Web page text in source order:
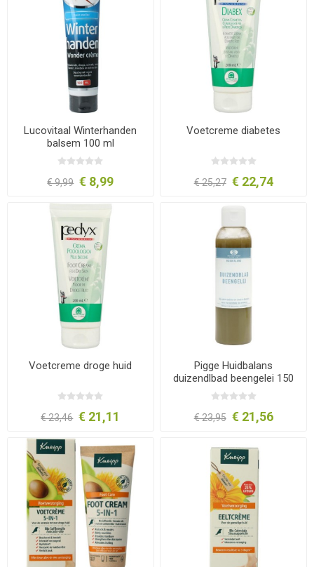
Lucovitaal Winterhanden
balsem 100 ml
€ 9,99 € 8,99
Voetcreme diabetes
€ 25,27 € 22,74
Voetcreme droge huid
€ 23,46 € 21,11
Pigge Huidbalans
duizendlbad beengelei 150
ml
€ 23,95 € 21,56